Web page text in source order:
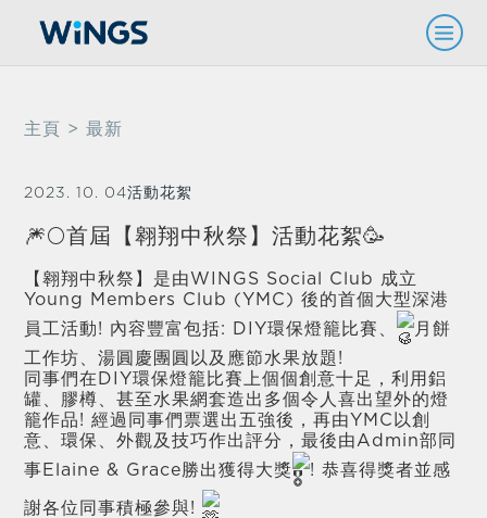
主頁 > 最新
2023. 10. 04活動花絮
🎆🌕首屆【翱翔中秋祭】活動花絮🥳
【翱翔中秋祭】是由WINGS Social Club 成立
Young Members Club (YMC) 後的首個大型深港
員工活動! 內容豐富包括: DIY環保燈籠比賽、
月餅
工作坊、湯圓慶團圓以及應節水果放題!
同事們在DIY環保燈籠比賽上個個創意十足，利用鋁
罐、膠樽、甚至水果網套造出多個令人喜出望外的燈
籠作品! 經過同事們票選出五強後，再由YMC以創
意、環保、外觀及技巧作出評分，最後由Admin部同
事Elaine & Grace勝出獲得大獎
! 恭喜得獎者並感
謝各位同事積極參與!